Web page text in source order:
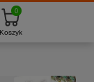
- 16:00